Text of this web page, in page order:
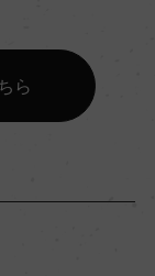
ら